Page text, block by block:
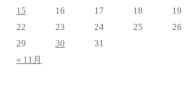
15
16 17 18 19
22
23 24 25 26
29
30
31
« 11月